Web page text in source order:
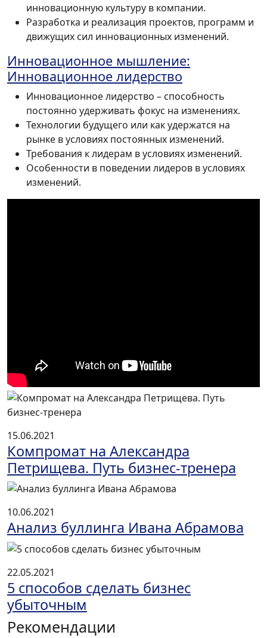
инновационную культуру в компании.
Разработка и реализация проектов, программ и
движущих сил инновационных изменений.
Инновационное мышление:
Инновационное лидерство
Инновационное лидерство – способность
постоянно удерживать фокус на изменениях.
Технологии будущего или как удержатся на
рынке в условиях постоянных изменений.
Требования к лидерам в условиях изменений.
Особенности в поведении лидеров в условиях
изменений.
15.06.2021
Компромат на Александра
Петрищева. Путь бизнес-тренера
10.06.2021
Анализ буллинга Ивана Абрамова
22.05.2021
5 способов сделать бизнес
убыточным
Рекомендации